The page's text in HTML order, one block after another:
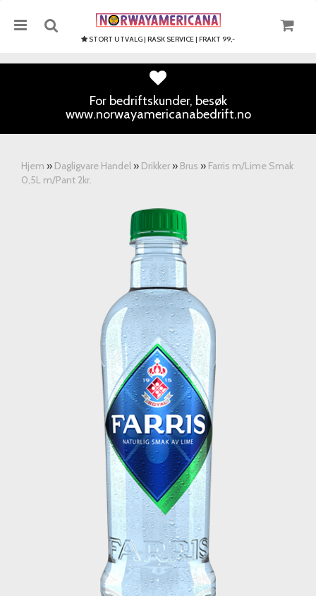
STORT UTVALG | RASK SERVICE | FRAKT 99,-
For bedriftskunder, besøk
www.norwayamericanabedrift.no
Hjem » Dagligvare Handel » Drikker » Brus » Farris m/Lime Smak
0,5L m/Pant 2kr.